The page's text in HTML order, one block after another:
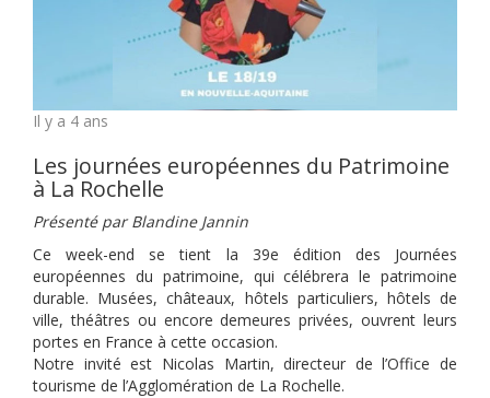
Il y a 4 ans
Les journées européennes du Patrimoine
à La Rochelle
Présenté par Blandine Jannin
Ce week-end se tient la 39e édition des Journées
européennes du patrimoine, qui célébrera le patrimoine
durable. Musées, châteaux, hôtels particuliers, hôtels de
ville, théâtres ou encore demeures privées, ouvrent leurs
portes en France à cette occasion.
Notre invité est Nicolas Martin, directeur de l’Office de
tourisme de l’Agglomération de La Rochelle.